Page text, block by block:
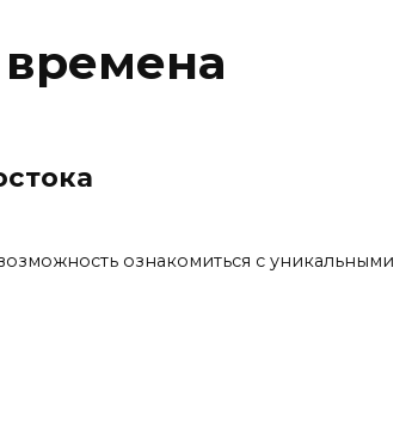
времена
ознакомиться с уникальными